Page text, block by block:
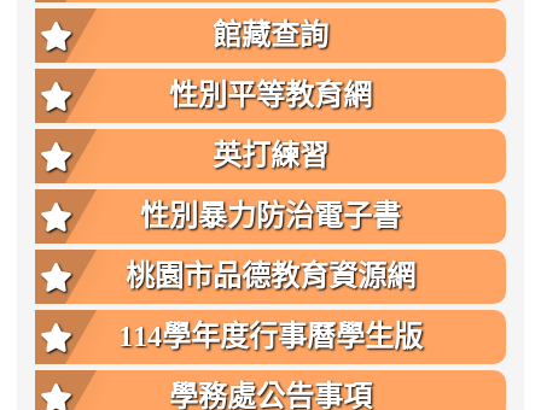
館藏查詢
性別平等教育網
英打練習
性別暴力防治電子書
桃園市品德教育資源網
114學年度行事曆學生版
學務處公告事項